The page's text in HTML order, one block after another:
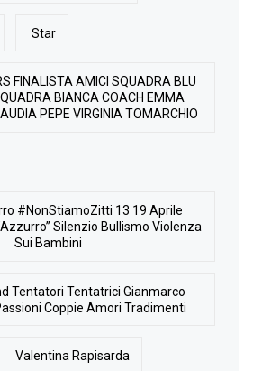
Star
FINALISTA AMICI SQUADRA BLU
BIANCA COACH EMMA
PEPE VIRGINIA TOMARCHIO
#NonStiamoZitti 13 19 Aprile
Silenzio Bullismo Violenza
Sui Bambini
Tentatori Tentatrici Gianmarco
Coppie Amori Tradimenti
Valentina Rapisarda